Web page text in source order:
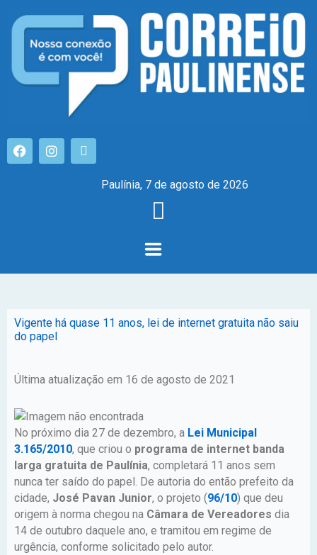
Paulínia, 7 de agosto de 2026
Vigente há quase 11 anos, lei de internet gratuita não saiu
do papel
Última atualização em 16 de agosto de 2021
No próximo dia 27 de dezembro, a Lei Municipal
3.165/2010, que criou o programa de internet banda
larga gratuita de Paulínia, completará 11 anos sem
nunca ter saído do papel. De autoria do então prefeito da
cidade, José Pavan Junior, o projeto (96/10) que deu
origem à norma chegou na Câmara de Vereadores dia
14 de outubro daquele ano, e tramitou em regime de
urgência, conforme solicitado pelo autor.